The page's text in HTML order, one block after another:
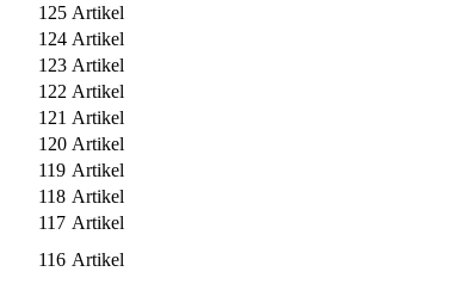
125 Artikel
124 Artikel
123 Artikel
122 Artikel
121 Artikel
120 Artikel
119 Artikel
118 Artikel
117 Artikel
116 Artikel